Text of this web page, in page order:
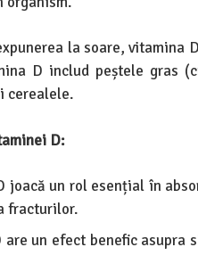
la soare,
D includ peștele gras
cerealele.
D:
joacă un rol esențial în
fracturilor.
are un efect benefic